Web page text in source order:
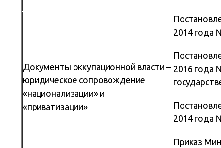
Документы оккупационной власти –
юридическое сопровождение
«национализации» и
«приватизации»
2014 года
2016 года
2014 года
Приказ